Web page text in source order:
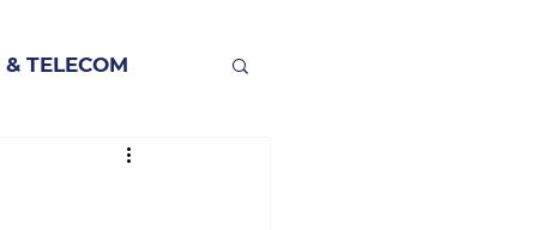
TELECOM